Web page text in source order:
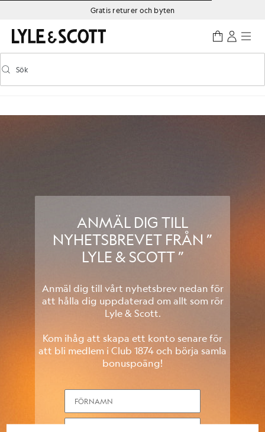
Gå direkt till huvudinnehållet
Information om tillgänglighetGratis returer och byten
Aktivera/inaktivera prediktiv sökning
Sök
ANMÄL DIG TILL
NYHETSBREVET FRÅN ”
LYLE & SCOTT ”
Anmäl dig till vårt nyhetsbrev nedan för
att hålla dig uppdaterad om allt som rör
Lyle & Scott.
Kom ihåg att skapa ett konto senare för
att bli medlem i Club 1874 och börja samla
bonuspoäng!
FÖRNAMN
e-post